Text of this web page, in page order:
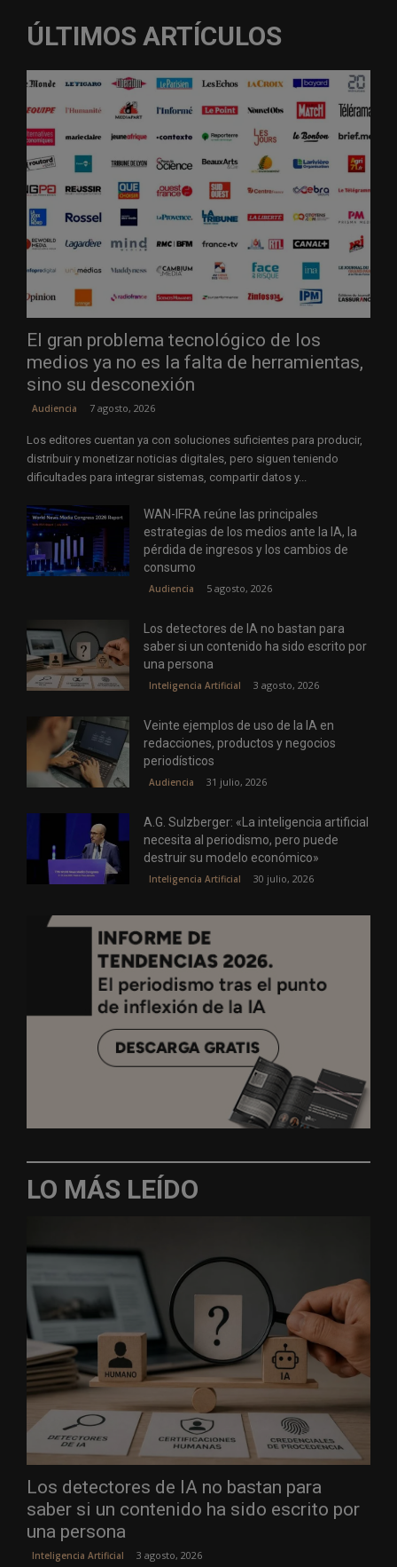
ÚLTIMOS ARTÍCULOS
El gran problema tecnológico de los
medios ya no es la falta de herramientas,
sino su desconexión
Audiencia 7 agosto, 2026
Los editores cuentan ya con soluciones suficientes para producir,
distribuir y monetizar noticias digitales, pero siguen teniendo
dificultades para integrar sistemas, compartir datos y...
WAN-IFRA reúne las principales
estrategias de los medios ante la IA, la
pérdida de ingresos y los cambios de
consumo
Audiencia 5 agosto, 2026
Los detectores de IA no bastan para
saber si un contenido ha sido escrito por
una persona
Inteligencia Artificial 3 agosto, 2026
Veinte ejemplos de uso de la IA en
redacciones, productos y negocios
periodísticos
Audiencia 31 julio, 2026
A.G. Sulzberger: «La inteligencia artificial
necesita al periodismo, pero puede
destruir su modelo económico»
Inteligencia Artificial 30 julio, 2026
LO MÁS LEÍDO
Los detectores de IA no bastan para
saber si un contenido ha sido escrito por
una persona
Inteligencia Artificial 3 agosto, 2026